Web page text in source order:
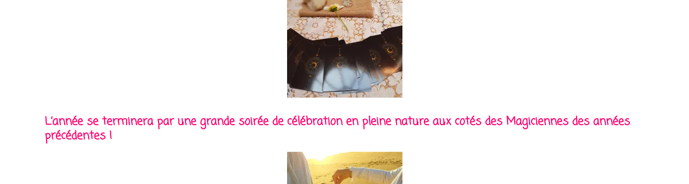
L’année se terminera par une grande soirée de célébration en pleine nature aux cotés des Magiciennes des années
précédentes !